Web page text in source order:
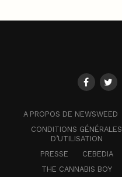
A PROPOS DE NEWSWEED
CONDITIONS GÉNÉRALES
D’UTILISATION
PRESSE
CEBEDIA
THE CANNABIS BOY